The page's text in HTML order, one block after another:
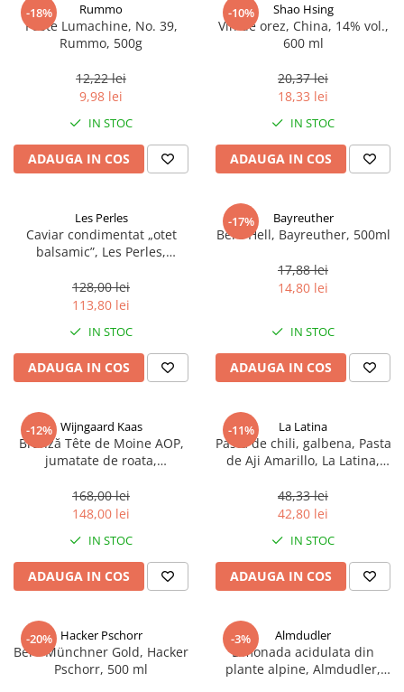
-18% Rummo
Paste Lumachine, No. 39,
Rummo, 500g
12,22 lei
9,98 lei
IN STOC
ADAUGA IN COS
-10% Shao Hsing
Vin de orez, China, 14% vol.,
600 ml
20,37 lei
18,33 lei
IN STOC
ADAUGA IN COS
Les Perles
Caviar condimentat „otet
balsamic”, Les Perles,
sferice, 200 g
128,00 lei
113,80 lei
IN STOC
ADAUGA IN COS
-17% Bayreuther
Bere Hell, Bayreuther, 500ml
17,88 lei
14,80 lei
IN STOC
ADAUGA IN COS
-12% Wijngaard Kaas
Brânză Tête de Moine AOP,
jumatate de roata,
168,00 lei
148,00 lei
IN STOC
ADAUGA IN COS
-11% La Latina
Pasta de chili, galbena, Pasta
de Aji Amarillo, La Latina,
48,33 lei
42,80 lei
IN STOC
ADAUGA IN COS
-20% Hacker Pschorr
Bere Münchner Gold, Hacker
Pschorr, 500 ml
-3% Almdudler
Limonada acidulata din
plante alpine, Almdudler,